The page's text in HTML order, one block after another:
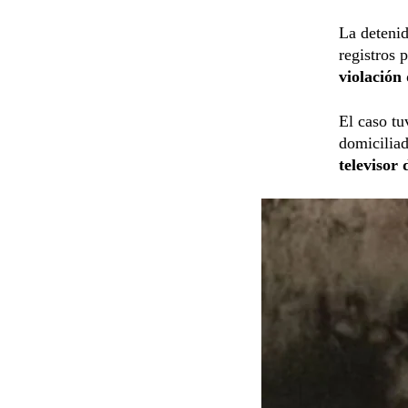
La
registros
violación
El caso
televisor